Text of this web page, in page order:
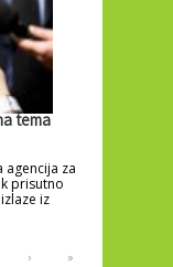
tema
za
prisutno
iz
› »